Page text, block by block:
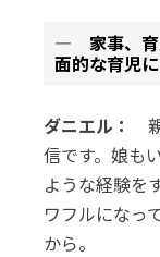
― 家事、育
面的な育児
ダニエル：
信です。娘も
ような経験を
ワフルになっ
から。